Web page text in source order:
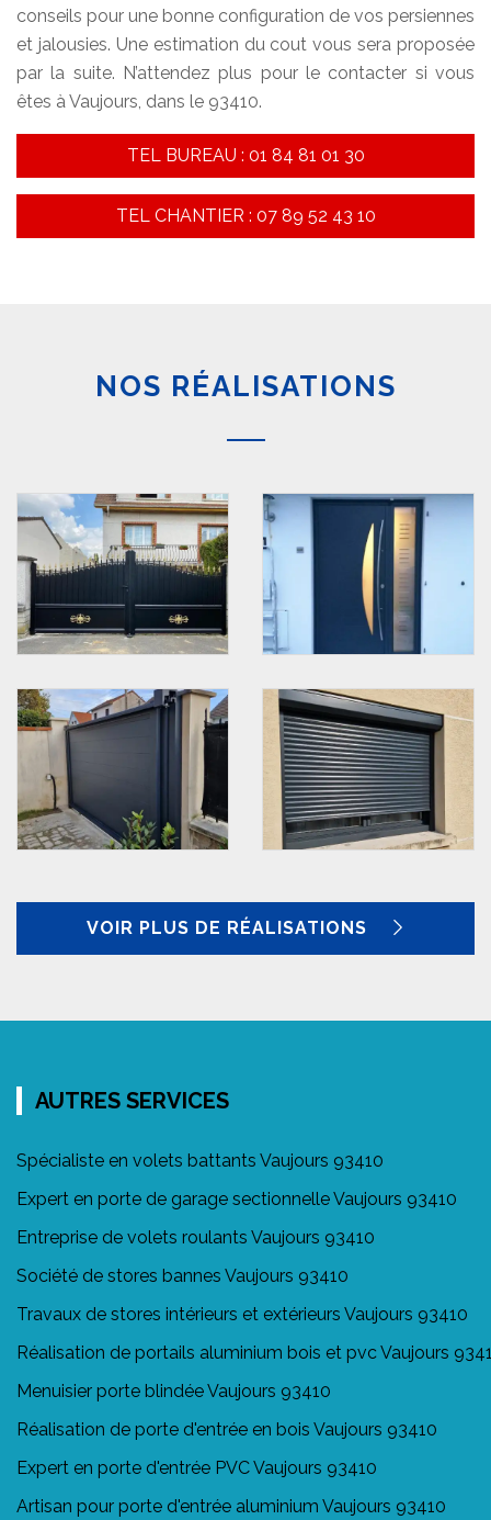
conseils pour une bonne configuration de vos persiennes
et jalousies. Une estimation du cout vous sera proposée
par la suite. N’attendez plus pour le contacter si vous
êtes à Vaujours, dans le 93410.
TEL BUREAU : 01 84 81 01 30
TEL CHANTIER : 07 89 52 43 10
NOS RÉALISATIONS
VOIR PLUS DE RÉALISATIONS
AUTRES SERVICES
Spécialiste en volets battants Vaujours 93410
Expert en porte de garage sectionnelle Vaujours 93410
Entreprise de volets roulants Vaujours 93410
Société de stores bannes Vaujours 93410
Travaux de stores intérieurs et extérieurs Vaujours 93410
Réalisation de portails aluminium bois et pvc Vaujours
Menuisier porte blindée Vaujours 93410
Réalisation de porte d'entrée en bois Vaujours 93410
Expert en porte d'entrée PVC Vaujours 93410
Artisan pour porte d'entrée aluminium Vaujours 93410